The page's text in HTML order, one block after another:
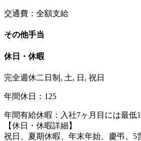
交通費：全額支給
その他手当
休日・休暇
完全週休二日制, 土, 日, 祝日
年間休日：125
年間有給休暇：入社7ヶ月目には最低
【休日・休暇詳細】
祝日、夏期休暇、年末年始、慶弔、5